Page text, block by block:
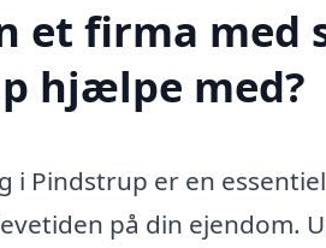
et firma med
hjælpe med?
i Pindstrup er en
på din ejendom.